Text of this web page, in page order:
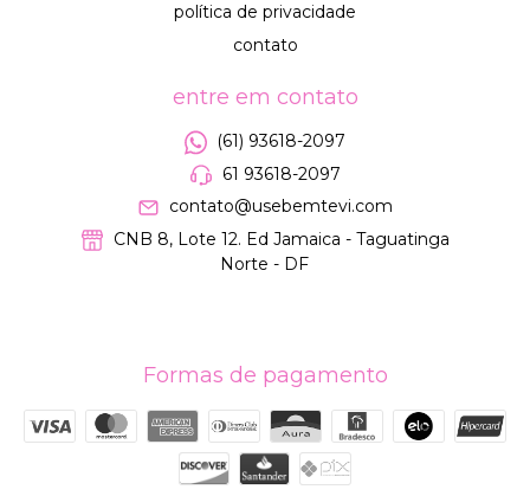
política de privacidade
contato
entre em contato
(61) 93618-2097
61 93618-2097
contato@usebemtevi.com
CNB 8, Lote 12. Ed Jamaica - Taguatinga
Norte - DF
Formas de pagamento